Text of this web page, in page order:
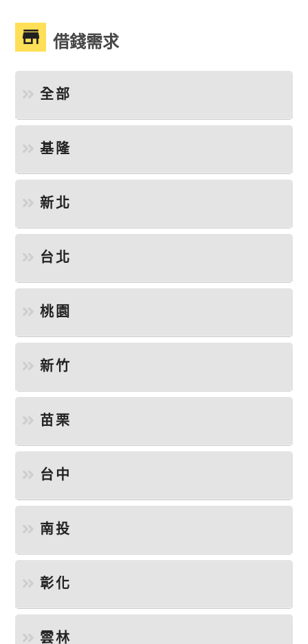
借錢需求
全部
基隆
新北
台北
桃園
新竹
苗栗
台中
南投
彰化
雲林